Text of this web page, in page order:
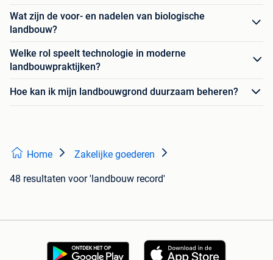
Wat zijn de voor- en nadelen van biologische
landbouw?
Welke rol speelt technologie in moderne
landbouwpraktijken?
Hoe kan ik mijn landbouwgrond duurzaam beheren?
Home Zakelijke goederen
48 resultaten voor 'landbouw record'